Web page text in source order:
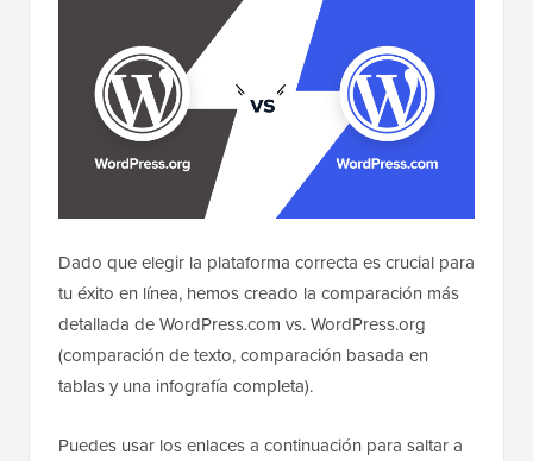
Dado que elegir la plataforma correcta es crucial para
tu éxito en línea, hemos creado la comparación más
detallada de WordPress.com vs. WordPress.org
(comparación de texto, comparación basada en
tablas y una infografía completa).
Puedes usar los enlaces a continuación para saltar a